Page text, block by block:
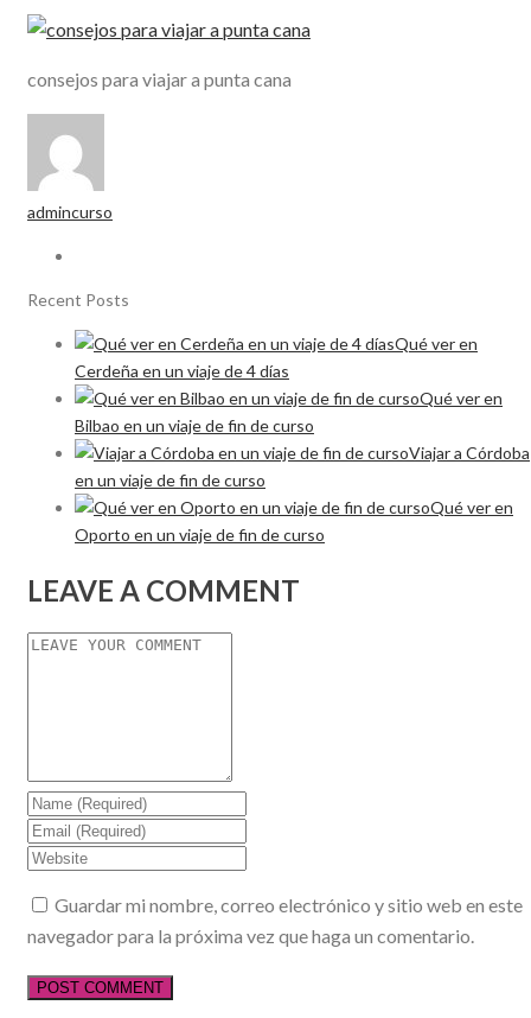
consejos para viajar a punta cana
admincurso
Recent Posts
Qué ver en
Cerdeña en un viaje de 4 días
Qué ver en
Bilbao en un viaje de fin de curso
Viajar a Córdoba
en un viaje de fin de curso
Qué ver en
Oporto en un viaje de fin de curso
LEAVE A COMMENT
Guardar mi nombre, correo electrónico y sitio web en este
navegador para la próxima vez que haga un comentario.